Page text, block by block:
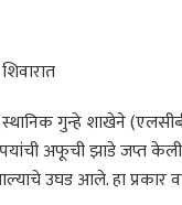
गुन्हे शाखेने
अफूची झाडे जप्त
उघड आले. हा प्रकार